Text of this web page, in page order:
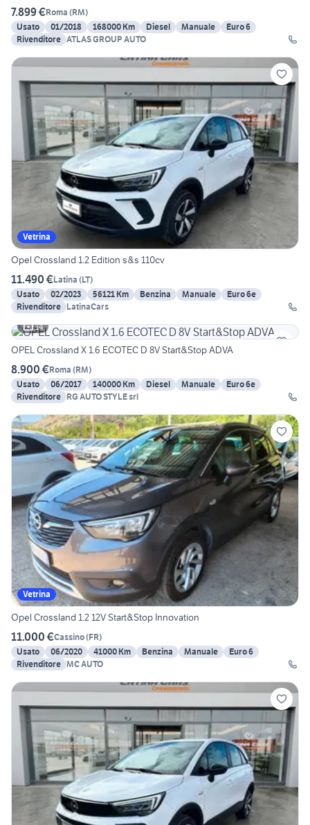
7.899 €Roma (RM)
Usato
01/2018 168000 Km Diesel Manuale
Euro 6
Rivenditore ATLAS GROUP AUTO
Vetrina
Opel Crossland 1.2 Edition s&s 110cv
11.490 €Latina (LT)
Usato
02/2023 56121 Km Benzina Manuale
Euro 6e
Rivenditore LatinaCars
14
OPEL Crossland X 1.6 ECOTEC D 8V Start&Stop ADVA
8.900 €Roma (RM)
Usato
06/2017 140000 Km Diesel Manuale
Euro 6e
Rivenditore RG AUTO STYLE srl
Vetrina
Opel Crossland 1.2 12V Start&Stop Innovation
11.000 €Cassino(FR)
Usato
06/2020 41000 Km Benzina Manuale
Euro 6
Rivenditore MC AUTO